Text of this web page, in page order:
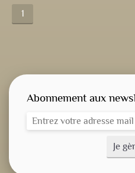
1
Abonnement aux
Je